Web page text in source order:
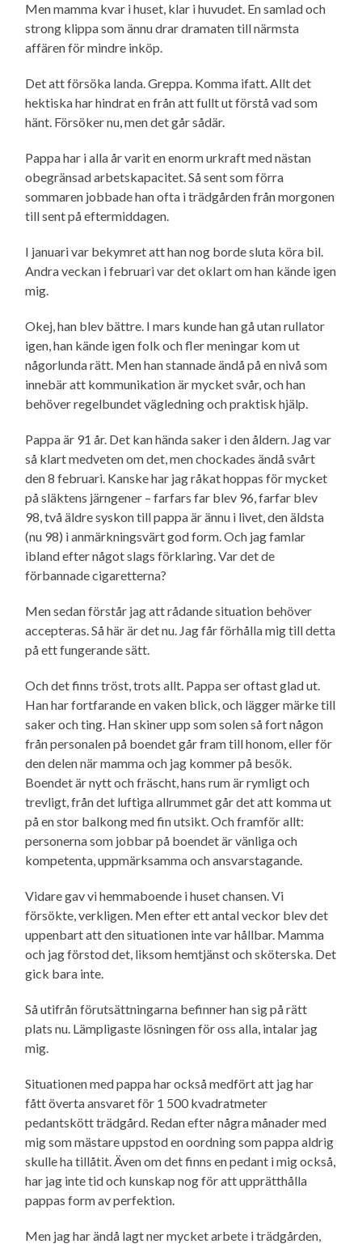
Men mamma kvar i huset, klar i huvudet. En samlad och
strong klippa som ännu drar dramaten till närmsta
affären för mindre inköp.
Det att försöka landa. Greppa. Komma ifatt. Allt det
hektiska har hindrat en från att fullt ut förstå vad som
hänt. Försöker nu, men det går sådär.
Pappa har i alla år varit en enorm urkraft med nästan
obegränsad arbetskapacitet. Så sent som förra
sommaren jobbade han ofta i trädgården från morgonen
till sent på eftermiddagen.
I januari var bekymret att han nog borde sluta köra bil.
Andra veckan i februari var det oklart om han kände igen
mig.
Okej, han blev bättre. I mars kunde han gå utan rullator
igen, han kände igen folk och fler meningar kom ut
någorlunda rätt. Men han stannade ändå på en nivå som
innebär att kommunikation är mycket svår, och han
behöver regelbundet vägledning och praktisk hjälp.
Pappa är 91 år. Det kan hända saker i den åldern. Jag var
så klart medveten om det, men chockades ändå svårt
den 8 februari. Kanske har jag råkat hoppas för mycket
på släktens järngener – farfars far blev 96, farfar blev
98, två äldre syskon till pappa är ännu i livet, den äldsta
(nu 98) i anmärkningsvärt god form. Och jag famlar
ibland efter något slags förklaring. Var det de
förbannade cigaretterna?
Men sedan förstår jag att rådande situation behöver
accepteras. Så här är det nu. Jag får förhålla mig till detta
på ett fungerande sätt.
Och det finns tröst, trots allt. Pappa ser oftast glad ut.
Han har fortfarande en vaken blick, och lägger märke till
saker och ting. Han skiner upp som solen så fort någon
från personalen på boendet går fram till honom, eller för
den delen när mamma och jag kommer på besök.
Boendet är nytt och fräscht, hans rum är rymligt och
trevligt, från det luftiga allrummet går det att komma ut
på en stor balkong med fin utsikt. Och framför allt:
personerna som jobbar på boendet är vänliga och
kompetenta, uppmärksamma och ansvarstagande.
Vidare gav vi hemmaboende i huset chansen. Vi
försökte, verkligen. Men efter ett antal veckor blev det
uppenbart att den situationen inte var hållbar. Mamma
och jag förstod det, liksom hemtjänst och sköterska. Det
gick bara inte.
Så utifrån förutsättningarna befinner han sig på rätt
plats nu. Lämpligaste lösningen för oss alla, intalar jag
mig.
Situationen med pappa har också medfört att jag har
fått överta ansvaret för 1 500 kvadratmeter
pedantskött trädgård. Redan efter några månader med
mig som mästare uppstod en oordning som pappa aldrig
skulle ha tillåtit. Även om det finns en pedant i mig också,
har jag inte tid och kunskap nog för att upprätthålla
pappas form av perfektion.
Men jag har ändå lagt ner mycket arbete i trädgården,